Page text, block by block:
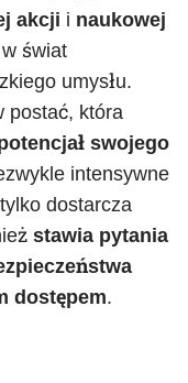
akcji i naukowej
świat
umysłu.
postać, która
swojego
intensywne
dostarcza
stawia pytania
dostępem.